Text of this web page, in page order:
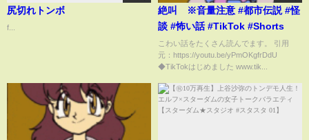
尻切れトンボ
f...
絶叫 ※音量注意 #都市伝説 #怪
談 #怖い話 #TikTok #Shorts
こわい話をたくさん読んでます。 引用
元：https://youtu.be/yPmOKgfrDdU
◆TikTokはじめました www.tik...